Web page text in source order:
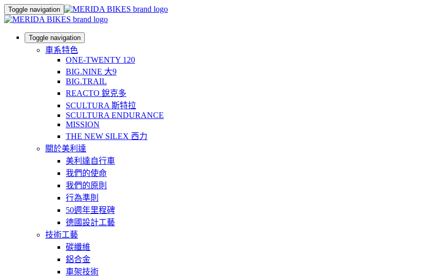
Toggle navigation
Toggle navigation
車系特色
ONE-TWENTY 120
BIG.NINE 大9
BIG.TRAIL
REACTO 銳克多
SCULTURA 斯特拉
SCULTURA ENDURANCE
MISSION
THE NEW SILEX 西力
關於美利達
美利達自行車
我們的使命
我們的原則
行為準則
50週年里程碑
德國設計工藝
技術工藝
碳纖維
鋁合金
車架技術